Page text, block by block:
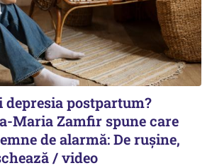
depresia postpartum?
Maria Zamfir spune care
de alarmă: De rușine,
/ video